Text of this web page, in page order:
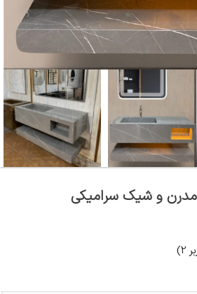
و شیک سرامیکی
2
)